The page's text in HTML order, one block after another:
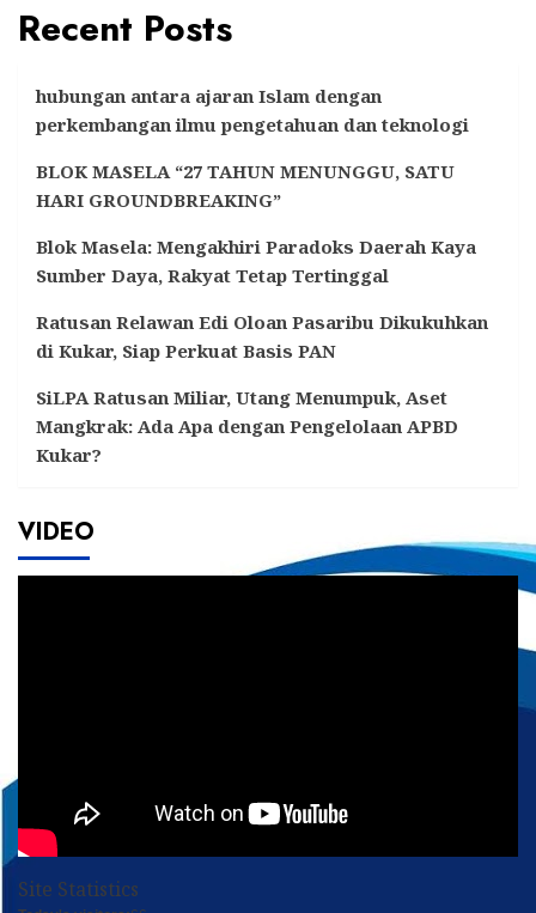
Recent Posts
hubungan antara ajaran Islam dengan
perkembangan ilmu pengetahuan dan teknologi
BLOK MASELA “27 TAHUN MENUNGGU, SATU
HARI GROUNDBREAKING”
Blok Masela: Mengakhiri Paradoks Daerah Kaya
Sumber Daya, Rakyat Tetap Tertinggal
Ratusan Relawan Edi Oloan Pasaribu Dikukuhkan
di Kukar, Siap Perkuat Basis PAN
SiLPA Ratusan Miliar, Utang Menumpuk, Aset
Mangkrak: Ada Apa dengan Pengelolaan APBD
Kukar?
VIDEO
Site Statistics